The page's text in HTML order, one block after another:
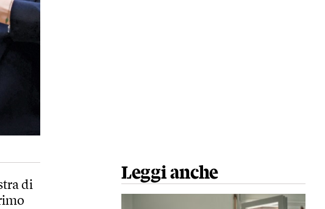
di
Leggi anche